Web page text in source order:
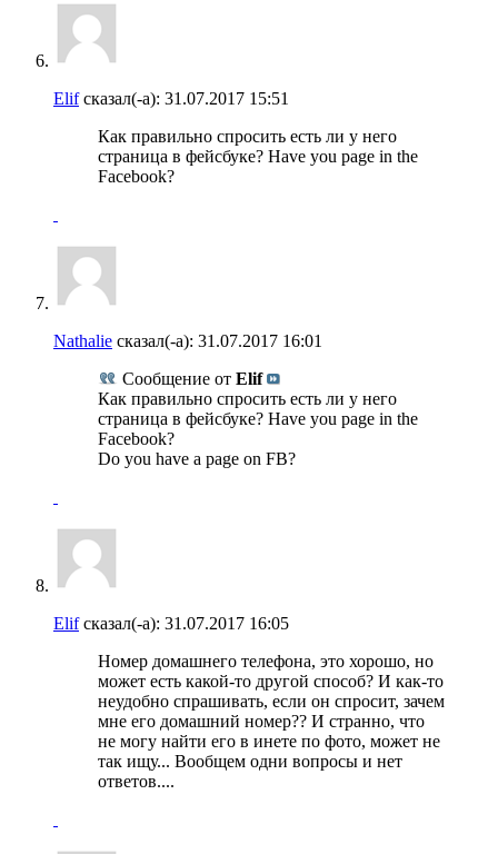
Elifсказал(-а): 31.07.2017 15:51
Как правильно спросить есть ли у него
страница в фейсбуке? Have you page in the
Facebook?
Nathalie сказал(-а): 31.07.2017 16:01
Сообщение от Elif
Как правильно спросить есть ли у него
страница в фейсбуке? Have you page in the
Facebook?
Do you have a page on FB?
Elifсказал(-а): 31.07.2017 16:05
Номер домашнего телефона, это хорошо, но
может есть какой-то другой способ? И как-то
неудобно спрашивать, если он спросит, зачем
мне его домашний номер?? И странно, что
не могу найти его в инете по фото, может не
так ищу... Вообщем одни вопросы и нет
ответов....